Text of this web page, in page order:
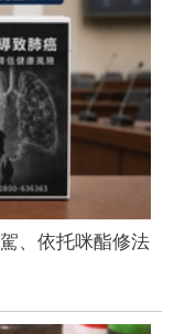
、依托咪酯修法